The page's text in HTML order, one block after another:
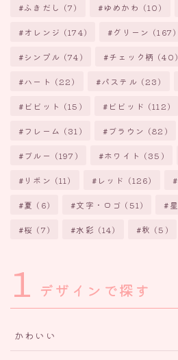
ふきだし (7) ゆめかわ (10)
オレンジ (174) グリーン (167)
シンプル (74) チェック柄 (40)
ハート (22) パステル (23)
ビビット (15) ビビッド (112)
フレーム (31) ブラウン (82)
ブルー (197) ホワイト (35)
リボン (11) レッド (126)
夏 (6) 文字・ロゴ (51) 星
桜 (7) 水彩 (14) 秋 (5)
1 デザインで探す
かわいい